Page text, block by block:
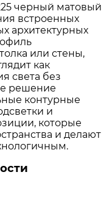
черный матовый
встроенных
архитектурных
или стены,
как
света без
решение
контурные
и
которые
и делают